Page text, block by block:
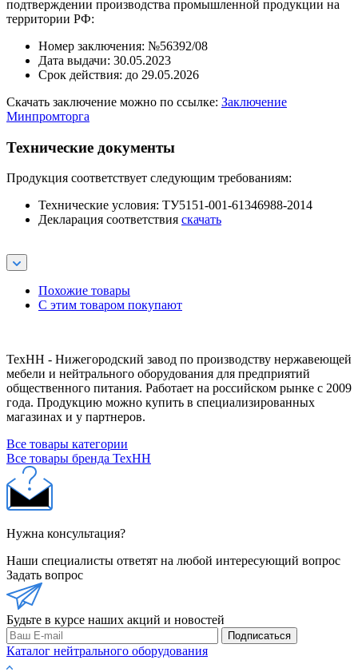
подтверждении производства промышленной продукции на
территории РФ:
Номер заключения: №56392/08
Дата выдачи: 30.05.2023
Срок действия: до 29.05.2026
Скачать заключение можно по ссылке: Заключение
Минпромторга
Технические документы
Продукция соответствует следующим требованиям:
Технические условия: ТУ5151-001-61346988-2014
Декларация соответствия скачать
Похожие товары
С этим товаром покупают
ТехНН - Нижегородский завод по производству нержавеющей
мебели и нейтрального оборудования для предприятий
общественного питания. Работает на российском рынке с 2009
года. Продукцию можно купить в специализированных
магазинах и у партнеров.
Все товары категории
Все товары бренда ТехНН
Нужна консультация?
Наши специалисты ответят на любой интересующий вопрос
Задать вопрос
Будьте в курсе наших акций и новостей
Подписаться
Каталог нейтрального оборудования